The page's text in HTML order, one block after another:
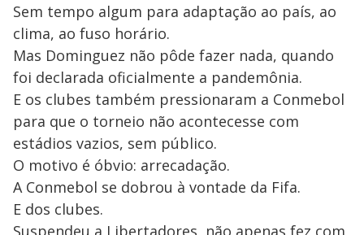
Sem tempo algum para adaptação ao país, ao
clima, ao fuso horário.
Mas Dominguez não pôde fazer nada, quando
foi declarada oficialmente a pandemônia.
E os clubes também pressionaram a Conmebol
para que o torneio não acontecesse com
estádios vazios, sem público.
O motivo é óbvio: arrecadação.
A Conmebol se dobrou à vontade da Fifa.
E dos clubes.
Suspendeu a Libertadores, não apenas fez com